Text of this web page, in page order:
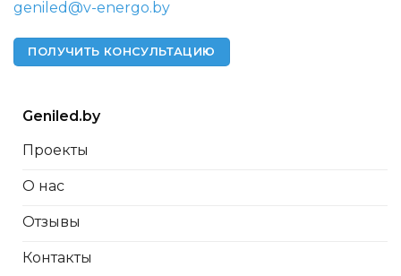
Geniled.by
Проекты
О нас
Отзывы
Контакты
geniled@v-energo.by
ПОЛУЧИТЬ КОНСУЛЬТАЦИЮ